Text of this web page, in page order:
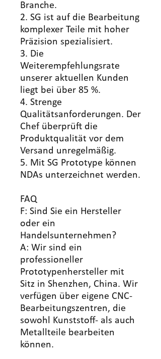
Branche.
2. SG ist auf die Bearbeitung
komplexer Teile mit hoher
Präzision spezialisiert.
3. Die
Weiterempfehlungsrate
unserer aktuellen Kunden
liegt bei über 85 %.
4. Strenge
Qualitätsanforderungen. Der
Chef überprüft die
Produktqualität vor dem
Versand unregelmäßig.
5. Mit SG Prototype können
NDAs unterzeichnet werden.
FAQ
F: Sind Sie ein Hersteller
oder ein
Handelsunternehmen?
A: Wir sind ein
professioneller
Prototypenhersteller mit
Sitz in Shenzhen, China. Wir
verfügen über eigene CNC-
Bearbeitungszentren, die
sowohl Kunststoff- als auch
Metallteile bearbeiten
können.